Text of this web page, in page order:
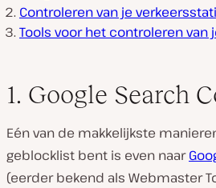
Controleren van je
Tools voor het controleren van
1. Google Search
Eén van de makkelijkste
geblocklist bent is even naar
(eerder bekend als Webmaster